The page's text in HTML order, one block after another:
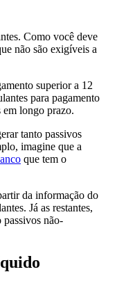
Como você deve
não são exigíveis a
superior a 12
para pagamento
em longo prazo.
tanto passivos
imagine que a
que tem o
da informação do
Já as restantes,
passivos não-